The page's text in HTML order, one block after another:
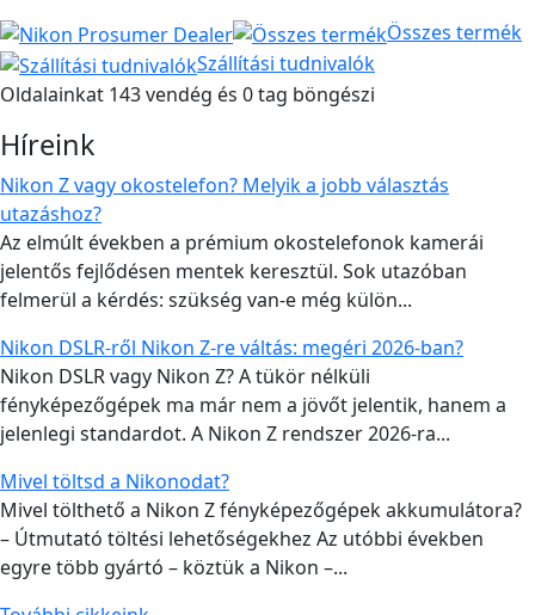
Összes termék
Szállítási tudnivalók
Oldalainkat 143 vendég és 0 tag böngészi
Híreink
Nikon Z vagy okostelefon? Melyik a jobb választás
utazáshoz?
Az elmúlt években a prémium okostelefonok kamerái
jelentős fejlődésen mentek keresztül. Sok utazóban
felmerül a kérdés: szükség van-e még külön...
Nikon DSLR-ről Nikon Z-re váltás: megéri 2026-ban?
Nikon DSLR vagy Nikon Z? A tükör nélküli
fényképezőgépek ma már nem a jövőt jelentik, hanem a
jelenlegi standardot. A Nikon Z rendszer 2026-ra...
Mivel töltsd a Nikonodat?
Mivel tölthető a Nikon Z fényképezőgépek akkumulátora?
– Útmutató töltési lehetőségekhez Az utóbbi években
egyre több gyártó – köztük a Nikon –...